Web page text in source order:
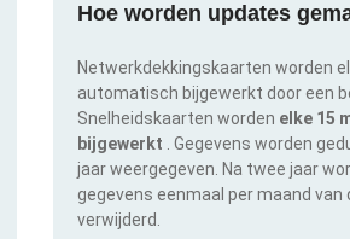
Hoe worden updates
Netwerkdekkingskaarten worden
automatisch bijgewerkt door een
Snelheidskaarten worden elke 15
bijgewerkt
. Gegevens worden
jaar weergegeven. Na twee jaar
gegevens eenmaal per maand van
verwijderd.